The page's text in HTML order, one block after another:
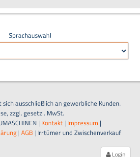
Sprachauswahl
ausschließlich an gewerbliche Kunden.
zzgl. gesetzl. MwSt.
| Kontakt | Impressum |
| AGB | Irrtümer und Zwischenverkauf
Login